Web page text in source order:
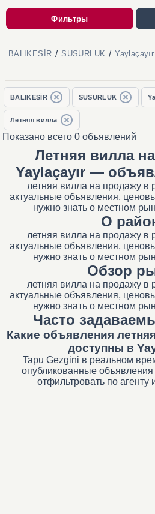
Фильтры
BALIKESİR / SUSURLUK / Yaylaçayır
BALIKESİR SUSURLUK
Летняя вилла
Показано всего 0 объявлений
Летняя вилла
Yaylaçayır —
летняя вилла на продажу в
актуальные объявления,
нужно знать о местном
О
летняя вилла на продажу в
актуальные объявления,
нужно знать о местном
Обзор
летняя вилла на продажу в
актуальные объявления,
нужно знать о местном
Часто
Какие объявления
доступны в
Tapu Gezgini в реальном
опубликованные
отфильтровать по агенту